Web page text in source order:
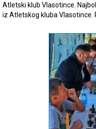
Atletski klub Vlasotince.
iz Atletskog kluba Vlasotince.